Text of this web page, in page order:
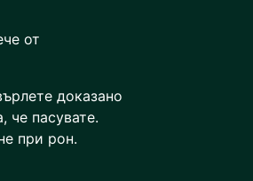
от
доказано
че пасувате.
при рон.